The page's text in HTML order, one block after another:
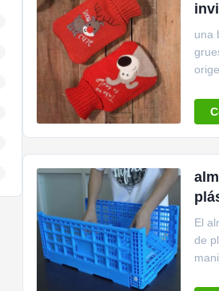
una
El
de